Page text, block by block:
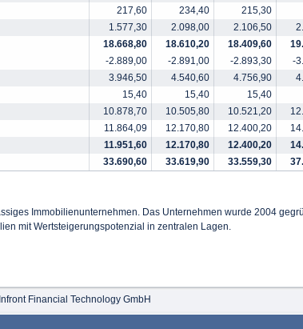
217,60 234,40 215,30
1.577,30 2.098,00 2.106,50
18.668,80 18.610,20 18.409,60
-2.889,00 -2.891,00 -2.893,30 -
3.946,50 4.540,60 4.756,90
15,40 15,40 15,40
10.878,70 10.505,80 10.521,20
11.864,09 12.170,80 12.400,20
11.951,60 12.170,80 12.400,20
33.690,60 33.619,90 33.559,30
Immobilienunternehmen. Das Unternehmen wurde 2004
mit Wertsteigerungspotenzial in zentralen Lagen.
Financial Technology GmbH